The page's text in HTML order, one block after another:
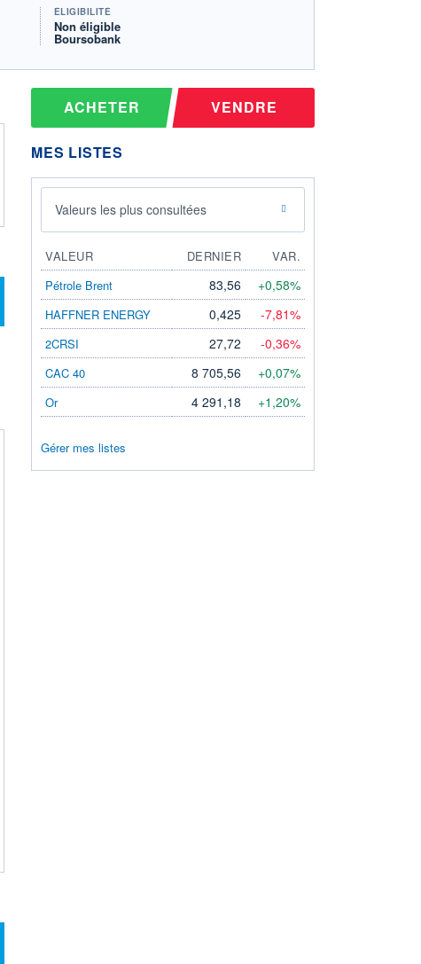
ÉLIGIBILITÉ
Non éligible
Boursobank
ACHETER VENDRE
MES LISTES
Valeurs les plus consultées
VALEUR DERNIER
VAR.
Pétrole Brent
83,56 +0,58%
HAFFNER ENERGY 0,425 -7,81%
2CRSI 27,72 -0,36%
CAC 40 8 705,56 +0,07%
Or 4 291,18 +1,20%
Gérer mes listes